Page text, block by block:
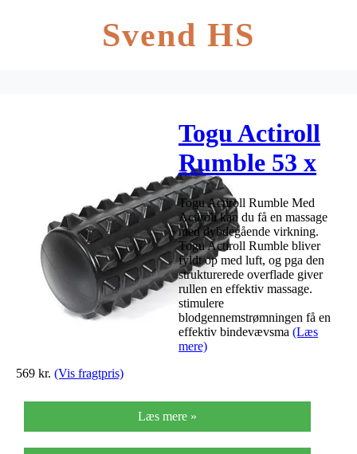
Svend HS
Togu Actiroll
Rumble 53 x
26 cm sort
Togu Actiroll Rumble Med
Actiroll kan du få en massage
med dybdegående virkning.
Togu Actiroll Rumble bliver
fyldt op med luft, og pga den
strukturerede overflade giver
rullen en effektiv massage.
stimulere
blodgennemstrømningen få en
effektiv bindevævsma (Læs
mere)
569 kr. (Vis fragtpris)
Læs mere »